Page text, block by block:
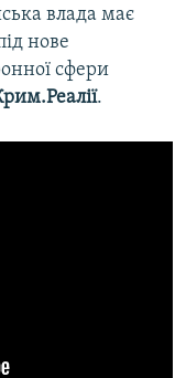
влада має
нове
сфери
.